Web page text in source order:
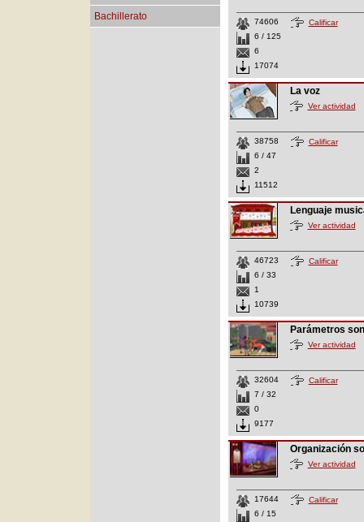
Bachillerato
74606
6 / 125
6
17074
Calificar
La voz
Ver actividad
38758
6 / 47
2
11512
Calificar
Lenguaje
Ver actividad
46723
6 / 33
1
10739
Calificar
Parámetros
Ver actividad
32604
7 / 32
0
9177
Calificar
Organización
Ver actividad
17644
6 / 15
Calificar